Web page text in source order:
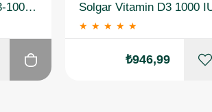
Natures Bounty Vitamin D3-1000 IU 100 Yumuşak Jelatin Kapsül
★ ★ ★ ★ ★
₺946,99